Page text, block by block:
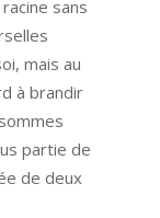
sans
mais au
à brandir
partie de
de deux